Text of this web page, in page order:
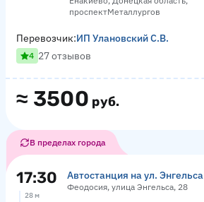
проспектМеталлургов
≈ 3500 руб.
Перевозчик:ИП Улановский С.В.
4 27 отзывов
В пределах города
17:30 Автостанция на ул. Энгельса
Феодосия, улица Энгельса, 28
28 м